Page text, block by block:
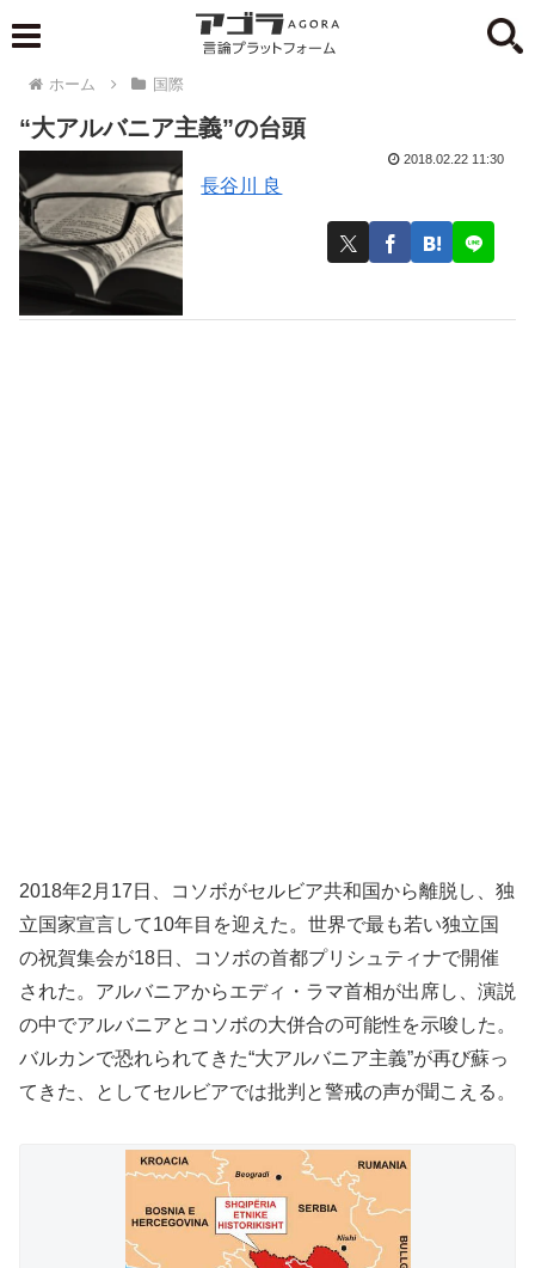
ホーム 国際
“大アルバニア主義”の台頭
長谷川 良
2018.02.22 11:30
2018年2月17日、コソボがセルビア共和国から離脱し、独
立国家宣言して10年目を迎えた。世界で最も若い独立国
の祝賀集会が18日、コソボの首都プリシュティナで開催
された。アルバニアからエディ・ラマ首相が出席し、演説
の中でアルバニアとコソボの大併合の可能性を示唆した。
バルカンで恐れられてきた“大アルバニア主義”が再び蘇っ
てきた、としてセルビアでは批判と警戒の声が聞こえる。